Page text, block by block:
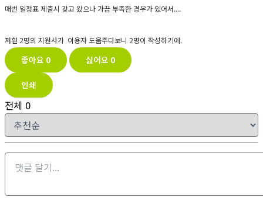
매번 일정표 제출시 갖고 왔으나 가끔 부족한 경우가 있어서....
저흰 2명의 지원사가 이용자 도움주다보니 2명이 작성하기에.
좋아요 0 싫어요 0
인쇄
전체 0